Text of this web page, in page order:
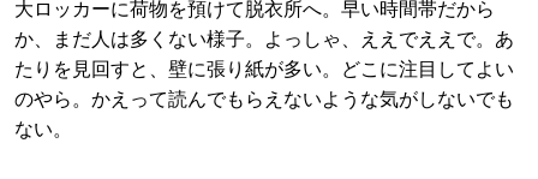
大ロッカーに荷物を預けて脱衣所へ。早い時間帯だから
か、まだ人は多くない様子。よっしゃ、ええでええで。あ
たりを見回すと、壁に張り紙が多い。どこに注目してよい
のやら。かえって読んでもらえないような気がしないでも
ない。